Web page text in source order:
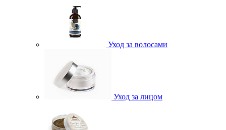
Уход за волосами
Уход за лицом